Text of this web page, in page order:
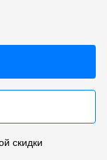
скидки